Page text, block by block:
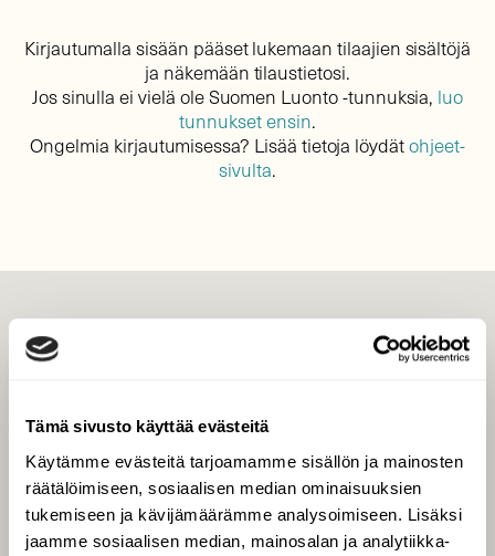
Tämä sivusto käyttää evästeitä
Käytämme evästeitä tarjoamamme sisällön ja mainosten
räätälöimiseen, sosiaalisen median ominaisuuksien
tukemiseen ja kävijämäärämme analysoimiseen. Lisäksi
jaamme sosiaalisen median, mainosalan ja analytiikka-
Kirjautumalla sisään pääset lukemaan tilaajien sisältöjä
ja näkemään tilaustietosi.
Jos sinulla ei vielä ole Suomen Luonto -tunnuksia, luo
tunnukset ensin.
Ongelmia kirjautumisessa? Lisää tietoja löydätohjeet-
sivulta.
Tilaa digilukuoikeus
Äänestä parasta juttua
Tilaa uutiskirje